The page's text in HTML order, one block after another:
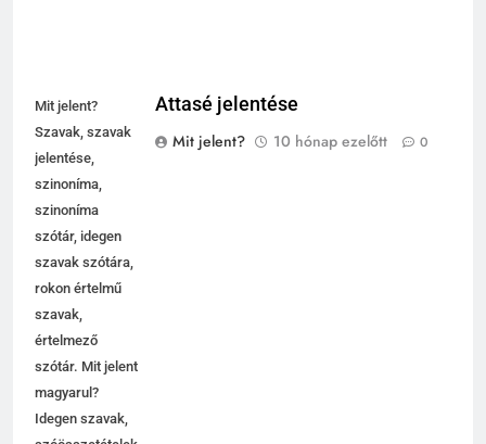
Mit jelent?
Szavak, szavak
jelentése,
szinoníma,
szinoníma
szótár, idegen
szavak szótára,
rokon értelmű
szavak,
értelmező
szótár. Mit jelent
magyarul?
Idegen szavak,
Attasé jelentése
Mit jelent?
10 hónap ezelőtt 0